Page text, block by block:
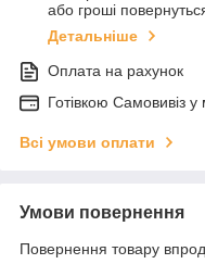
або гроші
Детальніше
Оплата на рахунок
Готiвкою Самовивiз у
Всі умови оплати
Умови повернення
Повернення товару